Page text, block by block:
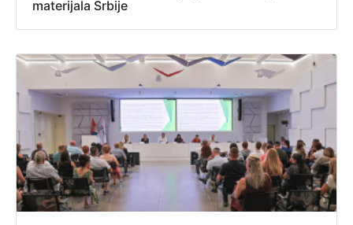
materijala Srbije